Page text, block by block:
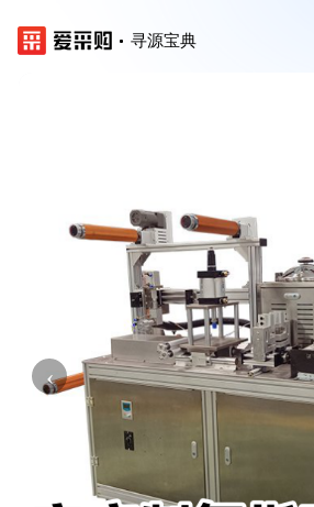
寻源宝典
‹